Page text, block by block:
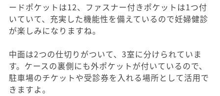
ードポケットは12、ファスナー付きポケットは1つ付
いていて、充実した機能性を備えているので妊婦健診
が楽しみになりますね。
中面は2つの仕切りがついて、3室に分けられていま
す。ケースの裏側にも外ポケットが付いているので、
駐車場のチケットや受診券を入れる場所として活用で
きますよ。